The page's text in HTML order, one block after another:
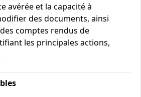
avérée et la capacité à
des documents, ainsi
comptes rendus de
les principales actions,